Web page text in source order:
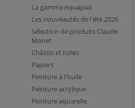
La gamme Aquapad
Les nouveautés de l'été 2026
Sélection de produits Claude
Monet
Châssis et toiles
Papiers
Peinture à l'huile
Peinture acrylique
Peinture aquarelle